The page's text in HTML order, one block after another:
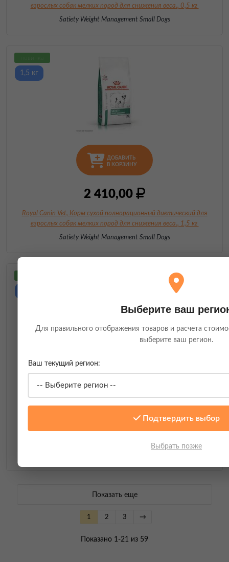
взрослых собакмелких пород для снижения веса., 0,5 кг
Satiety Weight Management Small Dogs
ДОБАВИТЬ
В КОРЗИНУ
2 410,00
1,5 кг
Royal Canin Vet, Корм сухой полнорационный диетический для
взрослых собакмелких пород для снижения веса., 1,5 кг
Satiety Weight Management Small Dogs
В КОРЗИНУ
Royal Canin Vet, Корм сухой полнорационный диетический для
мелких пород для снижения веса.
Показать еще
1 2 3 →
Показано 1-21 из 59
Выберите ваш
Для правильного отображения товаров и расчета
выберите ваш регион.
Ваш текущий регион:
Подтвердить выбор
Выбрать позже